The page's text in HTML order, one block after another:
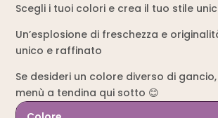
Scegli i tuoi colori e crea il tuo stile
Un’esplosione di freschezza e
unico e raffinato
Se desideri un colore diverso di
menù a tendina qui sotto 😊